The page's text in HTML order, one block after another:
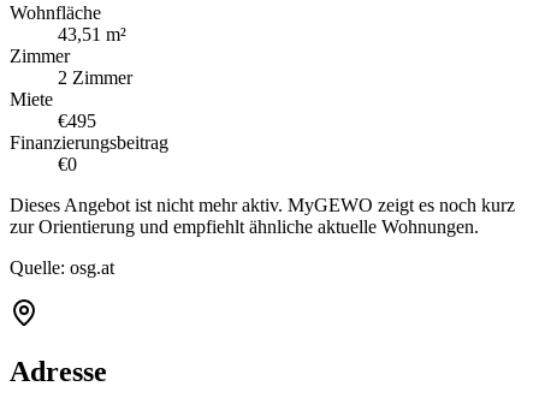
Wohnfläche
43,51 m²
Zimmer
2 Zimmer
Miete
€495
Finanzierungsbeitrag
€0
Dieses Angebot ist nicht mehr aktiv. MyGEWO zeigt es noch kurz
zur Orientierung und empfiehlt ähnliche aktuelle Wohnungen.
Quelle: osg.at
Adresse